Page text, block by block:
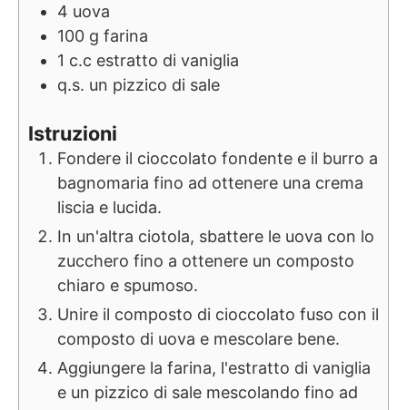
4 uova
100 g farina
1 c.c estratto di vaniglia
q.s. un pizzico di sale
Istruzioni
Fondere il cioccolato fondente e il burro a
bagnomaria fino ad ottenere una crema
liscia e lucida.
In un'altra ciotola, sbattere le uova con lo
zucchero fino a ottenere un composto
chiaro e spumoso.
Unire il composto di cioccolato fuso con il
composto di uova e mescolare bene.
Aggiungere la farina, l'estratto di vaniglia
e un pizzico di sale mescolando fino ad